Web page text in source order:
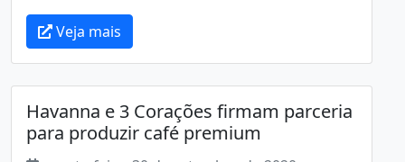
Veja mais
Havanna e 3 Corações firmam parceria
para produzir café premium